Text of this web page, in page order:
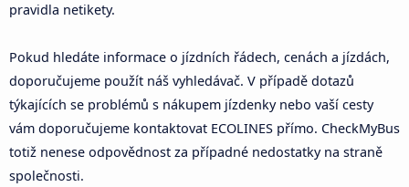
pravidla netikety.
Pokud hledáte informace o jízdních řádech, cenách a jízdách,
doporučujeme použít náš vyhledávač. V případě dotazů
týkajících se problémů s nákupem jízdenky nebo vaší cesty
vám doporučujeme kontaktovat ECOLINES přímo. CheckMyBus
totiž nenese odpovědnost za případné nedostatky na straně
společnosti.